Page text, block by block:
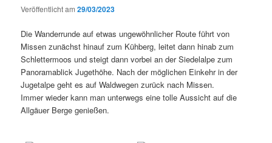
Veröffentlicht am29/03/2023
Die Wanderrunde auf etwas ungewöhnlicher Route führt von
Missen zunächst hinauf zum Kühberg, leitet dann hinab zum
Schlettermoos und steigt dann vorbei an der Siedelalpe zum
Panoramablick Jugethöhe. Nach der möglichen Einkehr in der
Jugetalpe geht es auf Waldwegen zurück nach Missen.
Immer wieder kann man unterwegs eine tolle Aussicht auf die
Allgäuer Berge genießen.